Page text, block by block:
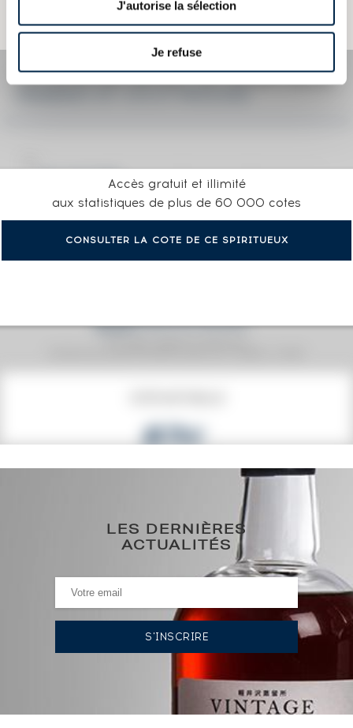
J'autorise la sélection
Je refuse
copier sans en avoir demandé préalablement la permission à
Accès gratuit et illimité
aux statistiques de plus de 60 000 cotes
CONSULTER LA COTE DE CE SPIRITUEUX
67€
(plus haut annuel)
0€ (plus bas annuel)
HISTORIQUE DES ADJUDICATIONS
38
18/04/2025 42
83€
30/09/2022 83€
LES DERNIÈRES
ACTUALITÉS